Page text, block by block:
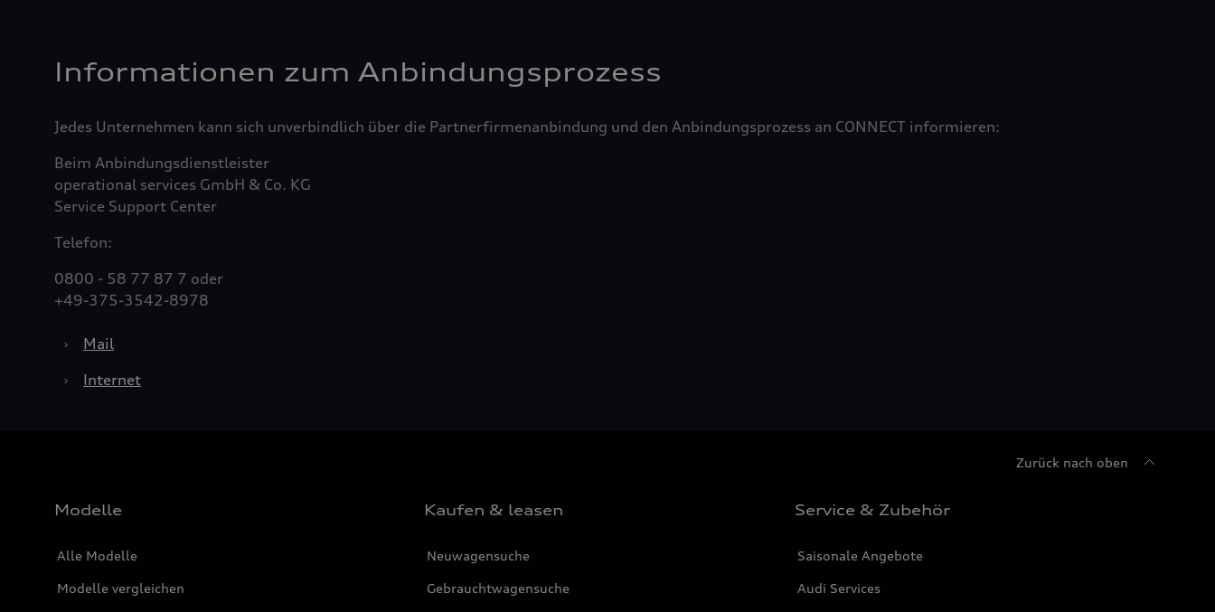
Informationen zum Anbindungsprozess
Jedes Unternehmen kann sich unverbindlich über die Partnerfirmenanbindung und den Anbindungsprozess an CONNECT informieren:
Beim Anbindungsdienstleister
operational services GmbH & Co. KG
Service Support Center
Telefon:
0800 - 58 77 87 7 oder
+49-375-3542-8978
›
Mail
›
Internet
Zurück nach oben
Modelle
Alle Modelle
Modelle vergleichen
Kaufen & leasen
Neuwagensuche
Gebrauchtwagensuche
Service & Zubehör
Saisonale Angebote
Audi Services